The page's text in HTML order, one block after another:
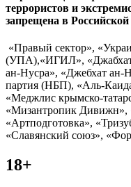
террористов и
запрещена в
«Правый сектор»,
(УПА),«ИГИЛ»,
ан-Нусра», «Джебхат ан-
партия (НБП), «Аль-
«Меджлис крымско-
«Мизантропик Дивижн»,
«Артподготовка»,
«Славянский союз»,
18+